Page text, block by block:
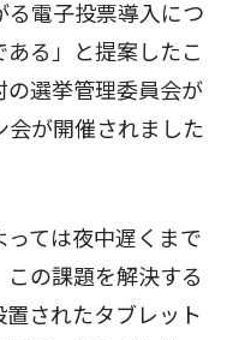
る電子投票導入につ
る」と提案したこ
の選挙管理委員会が
会が開催されました
ては夜中遅くまで
の課題を解決する
されたタブレット